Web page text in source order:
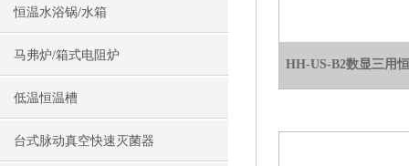
恒温水浴锅/水箱
马弗炉/箱式电阻炉
低温恒温槽
台式脉动真空快速灭菌器
HH-US-B2数显三用